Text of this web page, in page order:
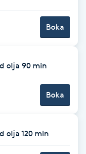
Boka
olja 90 min
Boka
olja 120 min